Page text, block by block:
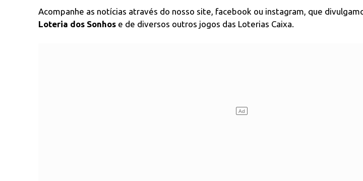
Acompanhe as notícias através do nosso site, facebook ou instagram, que
Loteria dos Sonhos e de diversos outros jogos das Loterias Caixa.